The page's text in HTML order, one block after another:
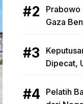
Prabowo
Gaza
Dipecat,
Pelatih